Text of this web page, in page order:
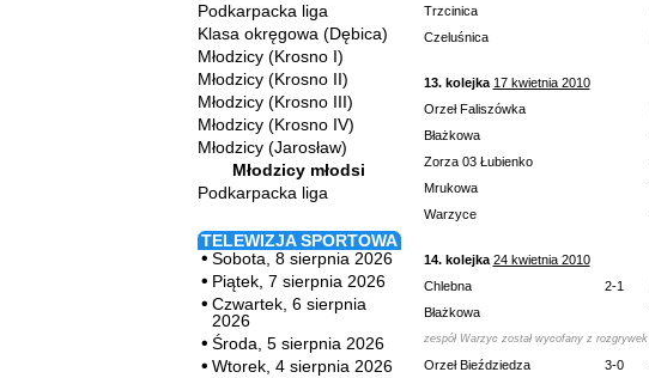
Podkarpacka liga
Klasa okręgowa (Dębica)
Młodzicy (Krosno I)
Młodzicy (Krosno II)
Młodzicy (Krosno III)
Młodzicy (Krosno IV)
Młodzicy (Jarosław)
Młodzicy młodsi
Podkarpacka liga
TELEWIZJA SPORTOWA
Sobota, 8 sierpnia 2026
Piątek, 7 sierpnia 2026
Czwartek, 6 sierpnia
2026
Środa, 5 sierpnia 2026
Wtorek, 4 sierpnia 2026
Trzcinica
Czeluśnica
13. kolejka 17 kwietnia 2010
Orzeł Faliszówka
Błażkowa
Zorza 03 Łubienko
Mrukowa
Warzyce
14. kolejka 24 kwietnia 2010
Chlebna
2-1
Błażkowa
zespół Warzyc został wycofany z rozgrywek
Orzeł Bieździedza 3-0